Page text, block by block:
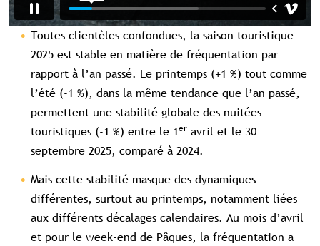
Toutes clientèles confondues, la saison touristique
2025 est stable en matière de fréquentation par
rapport à l’an passé. Le printemps (+1 %) tout comme
l’été (-1 %), dans la même tendance que l’an passé,
permettent une stabilité globale des nuitées
touristiques (-1 %) entre le 1er avril et le 30
septembre 2025, comparé à 2024.
Mais cette stabilité masque des dynamiques
différentes, surtout au printemps, notamment liées
aux différents décalages calendaires. Au mois d’avril
et pour le week-end de Pâques, la fréquentation a